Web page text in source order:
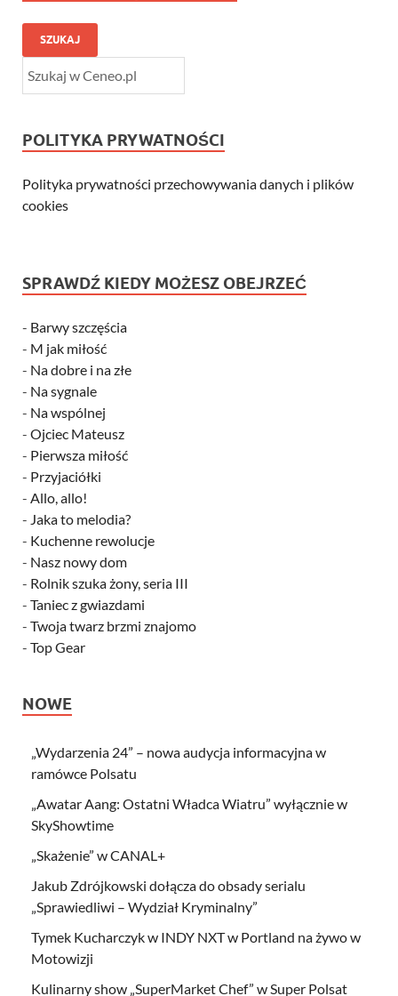
SZUKAJ
POLITYKA PRYWATNOŚCI
Polityka prywatności przechowywania danych i plików
cookies
SPRAWDŹ KIEDY MOŻESZ OBEJRZEĆ
- Barwy szczęścia
- M jak miłość
- Na dobre i na złe
- Na sygnale
- Na wspólnej
- Ojciec Mateusz
- Pierwsza miłość
- Przyjaciółki
- Allo, allo!
- Jaka to melodia?
- Kuchenne rewolucje
- Nasz nowy dom
- Rolnik szuka żony, seria III
- Taniec z gwiazdami
- Twoja twarz brzmi znajomo
- Top Gear
NOWE
„Wydarzenia 24” – nowa audycja informacyjna w
ramówce Polsatu
„Awatar Aang: Ostatni Władca Wiatru” wyłącznie w
SkyShowtime
„Skażenie” w CANAL+
Jakub Zdrójkowski dołącza do obsady serialu
„Sprawiedliwi – Wydział Kryminalny”
Tymek Kucharczyk w INDY NXT w Portland na żywo w
Motowizji
Kulinarny show „SuperMarket Chef” w Super Polsat